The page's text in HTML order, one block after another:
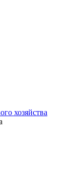
хозяйства